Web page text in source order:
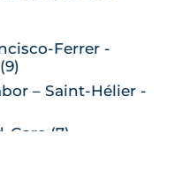
(4)
le-Coquet
(3)
Ferrer -
– Saint-Hélier -
Gare (7)
l'Évesque - la